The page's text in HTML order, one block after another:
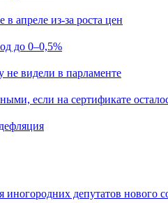
апреле из-за роста цен
до 0–0,5%
не видели в парламенте
если на сертификате
депутатов нового